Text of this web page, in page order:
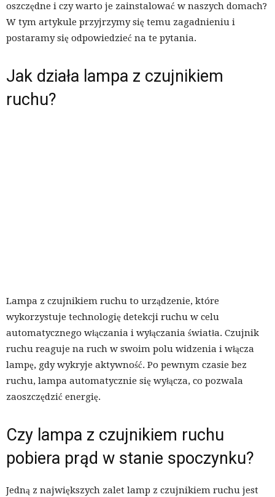
oszczędne i czy warto je zainstalować w naszych domach?
W tym artykule przyjrzymy się temu zagadnieniu i
postaramy się odpowiedzieć na te pytania.
Jak działa lampa z czujnikiem
ruchu?
Lampa z czujnikiem ruchu to urządzenie, które
wykorzystuje technologię detekcji ruchu w celu
automatycznego włączania i wyłączania światła. Czujnik
ruchu reaguje na ruch w swoim polu widzenia i włącza
lampę, gdy wykryje aktywność. Po pewnym czasie bez
ruchu, lampa automatycznie się wyłącza, co pozwala
zaoszczędzić energię.
Czy lampa z czujnikiem ruchu
pobiera prąd w stanie spoczynku?
Jedną z największych zalet lamp z czujnikiem ruchu jest